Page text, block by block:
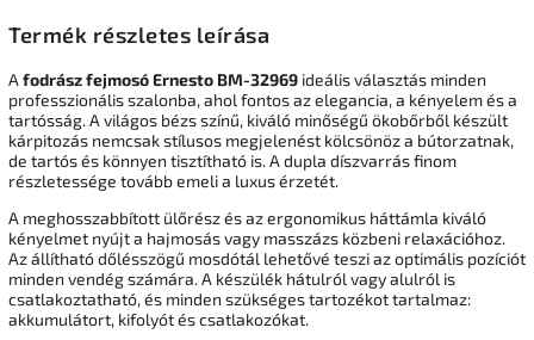
Termék részletes leírása
A fodrász fejmosó Ernesto BM-32969 ideális választás minden
professzionális szalonba, ahol fontos az elegancia, a kényelem és a
tartósság. A világos bézs színű, kiváló minőségű ökobőrből készült
kárpitozás nemcsak stílusos megjelenést kölcsönöz a bútorzatnak,
de tartós és könnyen tisztítható is. A dupla díszvarrás finom
részletessége tovább emeli a luxus érzetét.
A meghosszabbított ülőrész és az ergonomikus háttámla kiváló
kényelmet nyújt a hajmosás vagy masszázs közbeni relaxációhoz.
Az állítható dőlésszögű mosdótál lehetővé teszi az optimális pozíciót
minden vendég számára. A készülék hátulról vagy alulról is
csatlakoztatható, és minden szükséges tartozékot tartalmaz:
akkumulátort, kifolyót és csatlakozókat.